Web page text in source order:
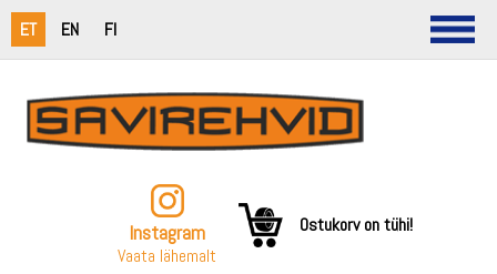
ET EN FI
Instagram
Vaata lähemalt
Ostukorv on tühi!